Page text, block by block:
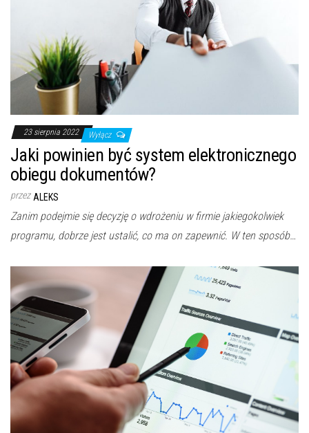
23 sierpnia 2022 Wyłącz
Jaki powinien być system elektronicznego
obiegu dokumentów?
przez ALEKS
Zanim podejmie się decyzję o wdrożeniu w firmie jakiegokolwiek
programu, dobrze jest ustalić, co ma on zapewnić. W ten sposób…